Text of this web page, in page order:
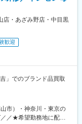
駅、湘南深沢駅、南林
(新潟県)、新発田駅、東
渚駅(長野県)、鼎駅、北
(滋賀県)、彦根口駅、上
、石津川駅、和泉中央
(和歌山県)、武庫之荘
、郡山駅(奈良県)、橿原
並駅、紀伊田辺駅、下井
駅(島根県)、備前西市
店・あざみ野店・中目黒
歓迎
」でのブランド品買取
市）・神奈川・東京の
／★希望勤務地に配属